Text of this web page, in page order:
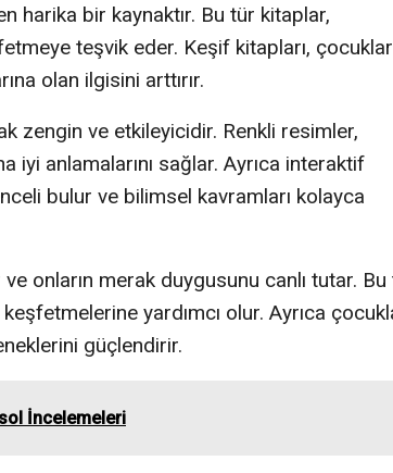
harika bir kaynaktır. Bu tür kitaplar,
teşvik eder. Keşif kitapları,
olan ilgisini arttırır.
zengin ve etkileyicidir. Renkli resimler,
iyi anlamalarını sağlar. Ayrıca interaktif
bulur ve bilimsel kavramları kolayca
onların merak duygusunu canlı tutar.
yardımcı olur. Ayrıca
güçlendirir.
İncelemeleri